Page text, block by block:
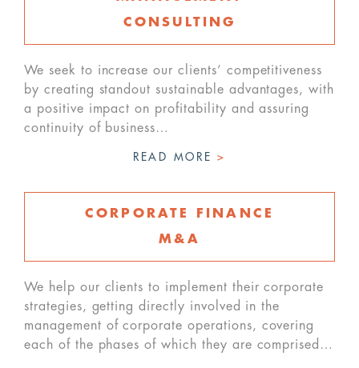
CONSULTING
We seek to increase our clients’ competitiveness
by creating standout sustainable advantages, with
a positive impact on profitability and assuring
continuity of business…
READ MORE>
CORPORATE FINANCE
M&A
We help our clients to implement their corporate
strategies, getting directly involved in the
management of corporate operations, covering
each of the phases of which they are comprised…